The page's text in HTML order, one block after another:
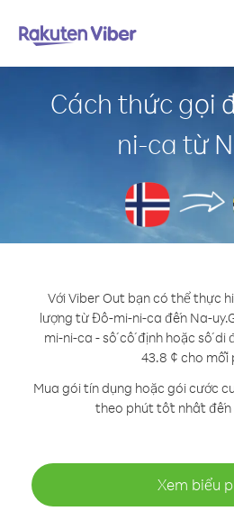
Cách thức gọi
ni-ca từ
Với Viber Out bạn có thể thực
lượng từ Đô-mi-ni-ca đến Na-uy.
mi-ni-ca - số cố định hoặc số di
43.8 ¢ cho mỗi
Mua gói tín dụng hoặc gói cước
theo phút tốt nhất
Xem biểu